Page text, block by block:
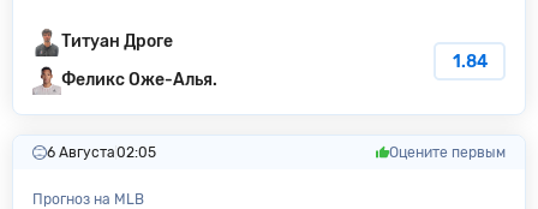
Титуан Дроге
Феликс Оже-Алья.
1.84
6 Августа02:05 Оцените первым
Прогноз на MLB